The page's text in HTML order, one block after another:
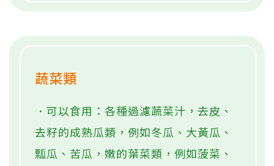
蔬菜類
．可以食用：各種過濾蔬菜汁，去皮、
去籽的成熟瓜類，例如冬瓜、大黃瓜、
瓢瓜、苦瓜，嫩的葉菜類，例如菠菜、